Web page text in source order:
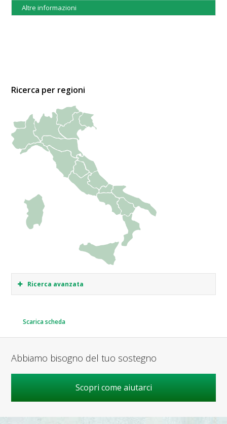
Altre informazioni
Ricerca per regioni
Ricerca avanzata
Scarica scheda
Abbiamo bisogno del tuo sostegno
Scopri come aiutarci